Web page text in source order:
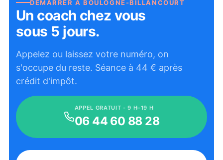
DÉMARRER ÀBOULOGNE-BILLANCOURT
Un coach chez vous
sous 5 jours.
Appelez ou laissez votre numéro, on
s'occupe du reste. Séance à 44 € après
crédit d'impôt.
APPEL GRATUIT - 9 H–19 H
06 44 60 88 28